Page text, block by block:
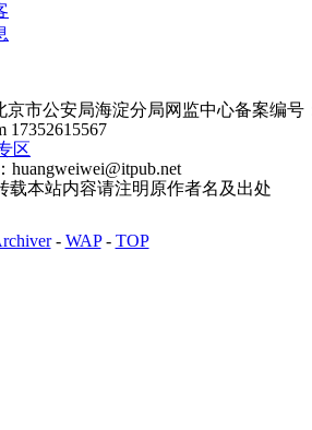
京市公安局海淀分局网监中心备案编号
17352615567
区
：huangweiwei@itpub.net
载本站内容请注明原作者名及出处
- WAP- TOP